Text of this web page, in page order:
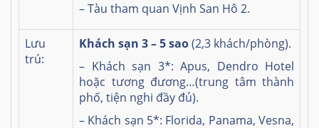
– Tàu tham quan Vịnh San Hô 2.
Lưu
trú:
Khách sạn 3 – 5 sao(2,3 khách/phòng).
– Khách sạn 3*: Apus, Dendro Hotel
hoặc tương đương…(trung tâm thành
phố, tiện nghi đầy đủ).
– Khách sạn 5*: Florida, Panama, Vesna,